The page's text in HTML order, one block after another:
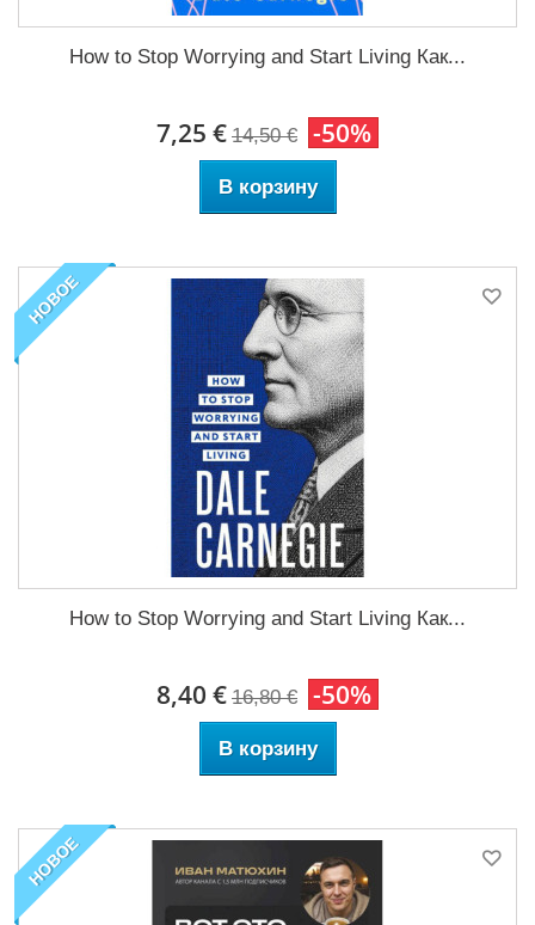
How to Stop Worrying and Start Living Как...
7,25 € 14,50 € -50%
В корзину
НОВОЕ
How to Stop Worrying and Start Living Как...
8,40 € 16,80 € -50%
В корзину
НОВОЕ